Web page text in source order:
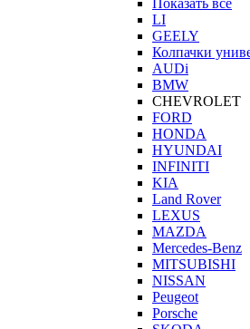
Показать все
LI
GEELY
Колпачки
AUDi
BMW
CHEVROLET
FORD
HONDA
HYUNDAI
INFINITI
KIA
Land Rover
LEXUS
MAZDA
Mercedes-Benz
MITSUBISHI
NISSAN
Peugeot
Porsche